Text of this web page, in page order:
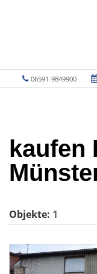
06591-9849900
kaufen
Objekte: 1